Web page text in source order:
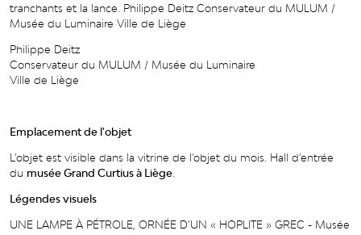
tranchants et la lance. Philippe Deitz Conservateur du MULUM /
Musée du Luminaire Ville de Liège
Philippe Deitz
Conservateur du MULUM / Musée du Luminaire
Ville de Liège
Emplacement de l'objet
L'objet est visible dans la vitrine de l'objet du mois. Hall d'entrée
du musée Grand Curtius à Liège
Légendes visuels
UNE LAMPE À PÉTROLE, ORNÉE D’UN « HOPLITE » GREC - Musée